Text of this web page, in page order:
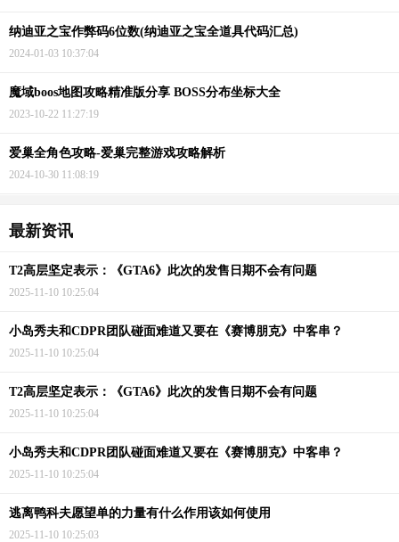
纳迪亚之宝作弊码6位数(纳迪亚之宝全道具代码汇总)
2024-01-03 10:37:04
魔域boos地图攻略精准版分享 BOSS分布坐标大全
2023-10-22 11:27:19
爱巢全角色攻略-爱巢完整游戏攻略解析
2024-10-30 11:08:19
最新资讯
T2高层坚定表示：《GTA6》此次的发售日期不会有问题
2025-11-10 10:25:04
小岛秀夫和CDPR团队碰面难道又要在《赛博朋克》中客串？
2025-11-10 10:25:04
T2高层坚定表示：《GTA6》此次的发售日期不会有问题
2025-11-10 10:25:04
小岛秀夫和CDPR团队碰面难道又要在《赛博朋克》中客串？
2025-11-10 10:25:04
逃离鸭科夫愿望单的力量有什么作用该如何使用
2025-11-10 10:25:03